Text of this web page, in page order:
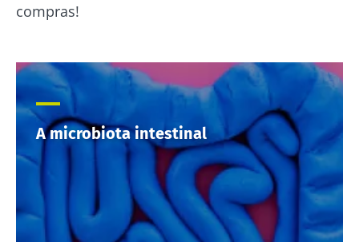
compras!
A microbiota intestinal